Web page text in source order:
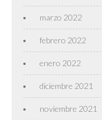
marzo 2022
febrero 2022
enero 2022
diciembre 2021
noviembre 2021